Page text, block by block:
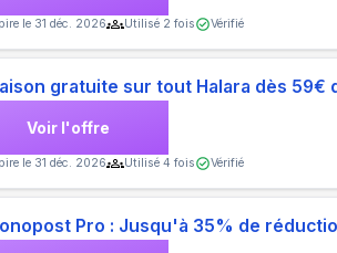
le 31 déc. 2026 Utilisé 2 fois Vérifié
gratuite sur tout Halara dès 59€
Voir l'offre
le 31 déc. 2026 Utilisé4 fois Vérifié
Pro : Jusqu'à 35% de